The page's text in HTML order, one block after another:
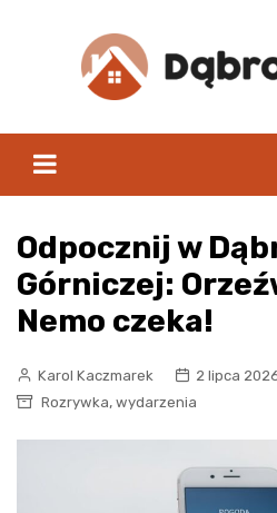
Odpocznij w
Górniczej:
Nemo czeka!
Karol Kaczmarek
2 lipca
Rozrywka, wydarzenia